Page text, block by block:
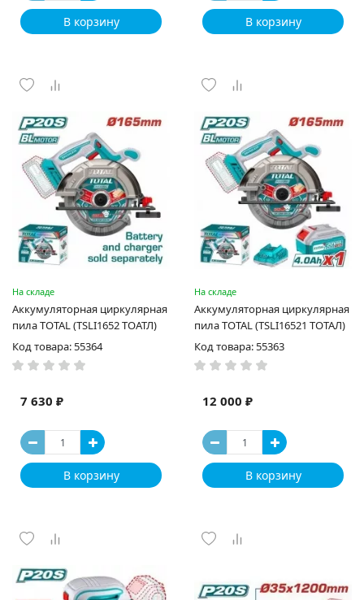
В корзину В корзину
На складе
Аккумуляторная циркулярная
пила TOTAL (TSLI1652 ТОАТЛ)
Код товара: 55364
7 630 ₽
В корзину
На складе
Аккумуляторная циркулярная
пила TOTAL (TSLI16521 ТОТАЛ)
Код товара: 55363
12 000 ₽
В корзину